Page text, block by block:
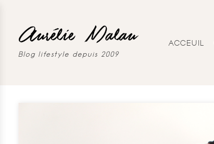
Blog lifestyle depuis 2009
ACCEUIL